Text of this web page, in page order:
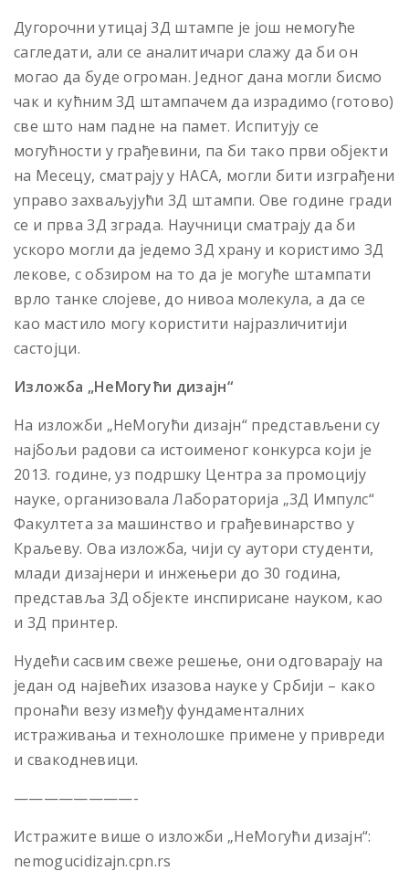
Дугорочни утицаj 3Д штампе jе jош немогуће
сагледати, али се аналитичари слажу да би он
могао да буде огроман. Jедног дана могли бисмо
чак и кућним 3Д штампачем да израдимо (готово)
све што нам падне на памет. Испитуjу се
могућности у грађевини, па би тако први обjекти
на Месецу, сматраjу у НАСА, могли бити изграђени
управо захваљуjући 3Д штампи. Ове године гради
се и прва 3Д зграда. Научници сматраjу да би
ускоро могли да jедемо 3Д храну и користимо 3Д
лекове, с обзиром на то да jе могуће штампати
врло танке слоjеве, до нивоа молекула, а да се
као мастило могу користити наjразличитиjи
састоjци.
Изложба „НеМогући дизајн“
На изложби „НеМогући дизајн“ представљени су
наjбољи радови са истоименог конкурса коjи jе
2013. године, уз подршку Центра за промоциjу
науке, организовала Лабораториjа „3Д Импулс“
Факултета за машинство и грађевинарство у
Краљеву. Ова изложба, чиjи су аутори студенти,
млади дизаjнери и инжењери до 30 година,
представља 3Д обjекте инспирисане науком, као
и 3Д принтер.
Нудећи сасвим свеже решење, они одговараjу на
jедан од наjвећих изазова науке у Србиjи – како
пронаћи везу између фундаменталних
истраживања и технолошке примене у привреди
и свакодневици.
————————-
Истражите више о изложби „НеМогући дизајн“:
nemogucidizajn.cpn.rs